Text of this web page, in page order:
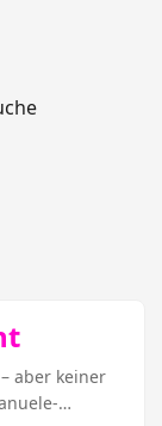
aber keiner